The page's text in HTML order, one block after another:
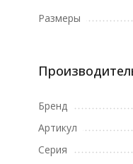
Размеры
Бренд
Артикул
Серия